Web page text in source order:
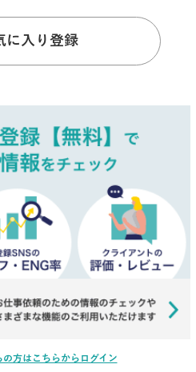
に入り登録
方はこちらからログイン